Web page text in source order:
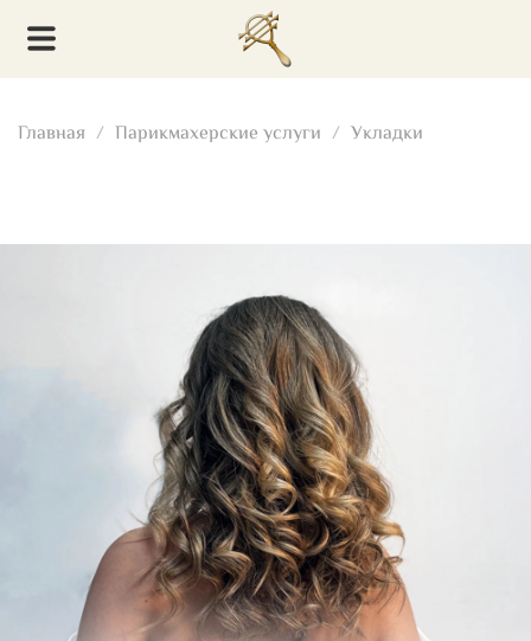
Главная Парикмахерские услуги Укладки